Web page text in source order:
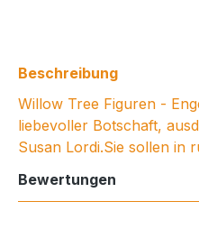
Beschreibung
Willow Tree Figuren -
liebevoller Botschaft,
Susan Lordi.Sie sollen in
Bewertungen